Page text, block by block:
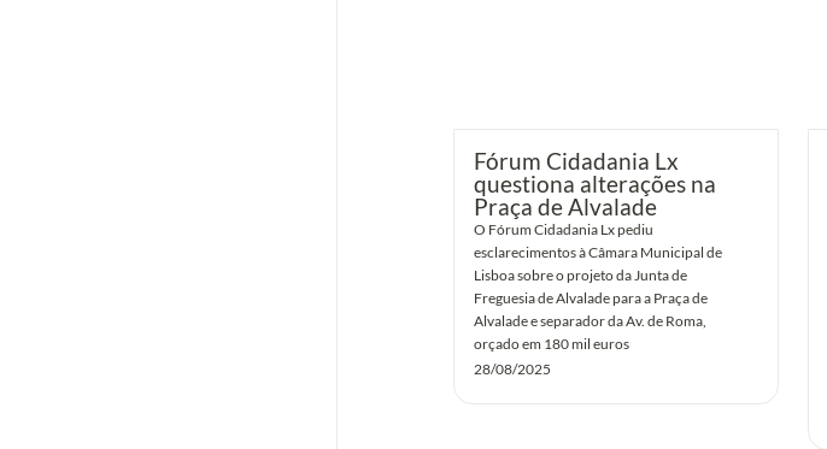
Fórum Cidadania Lx
questiona alterações na
Praça de Alvalade
O Fórum Cidadania Lx pediu
esclarecimentos à Câmara Municipal de
Lisboa sobre o projeto da Junta de
Freguesia de Alvalade para a Praça de
Alvalade e separador da Av. de Roma,
orçado em 180 mil euros
28/08/2025